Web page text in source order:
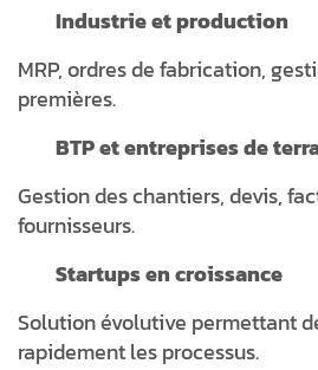
Industrie et production
MRP, ordres de fabrication,
premières.
BTP et entreprises de
Gestion des chantiers, devis,
fournisseurs.
Startups en croissance
Solution évolutive permettant
rapidement les processus.